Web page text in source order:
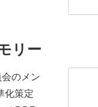
リー
のメン
化策定